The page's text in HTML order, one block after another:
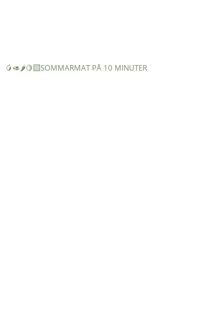
🥭🥑🌶️🍋‍🟩SOMMARMAT PÅ 10 MINUTER